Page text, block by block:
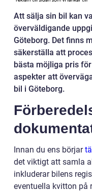
Att sälja sin bil kan
överväldigande
Göteborg. Det finns
säkerställa att
bästa möjliga pris
aspekter att
bil i Göteborg.
Innan du ens börjar
det viktigt att samla
inkluderar bilens
eventuella kvitton på